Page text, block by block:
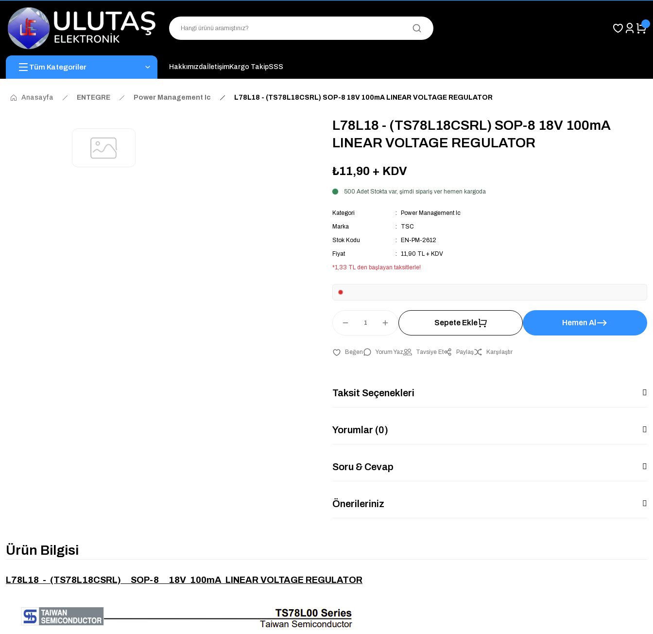
"Binlerce Ürün Çeşitliliği ile Stoktan Hemen Teslim."
"Toptan Fiyatına Perakende Satış Avantajını Kaçırmayın!"
Tüm Kategoriler HakkımızdaİletişimKargo TakipSSS
Anasayfa ENTEGRE Power Management Ic L78L18 - (TS78L18CSRL) SOP-8 18V 100mA LINEAR VOLTAGE REGULATOR
L78L18 - (TS78L18CSRL) SOP-8 18V 100mA
LINEAR VOLTAGE REGULATOR
₺11,90 + KDV
500 Adet Stokta var, şimdi sipariş ver hemen kargoda
Kategori
Power Management Ic
Marka
TSC
Stok Kodu
EN-PM-2612
Fiyat
11,90 TL + KDV
*1,33 TL den başlayan taksitlerle!
Sepete Ekle Hemen Al
Yorum Yaz Tavsiye Et Paylaş Karşılaştır
Taksit Seçenekleri
Yorumlar (0)
Soru & Cevap
Önerileriniz
Ürün Bilgisi
L78L18 - (TS78L18CSRL) SOP-8 18V 100mA LINEAR VOLTAGE REGULATOR